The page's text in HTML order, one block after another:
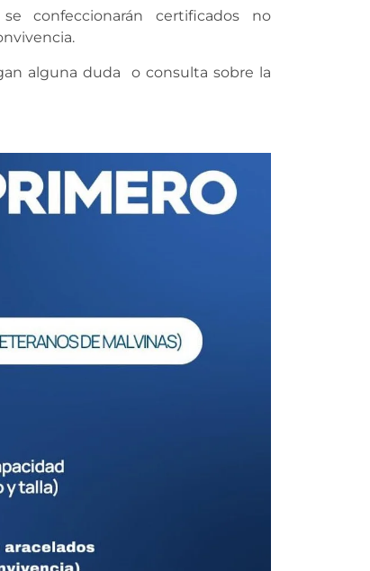
confeccionarán certificados no
alguna duda o consulta sobre la